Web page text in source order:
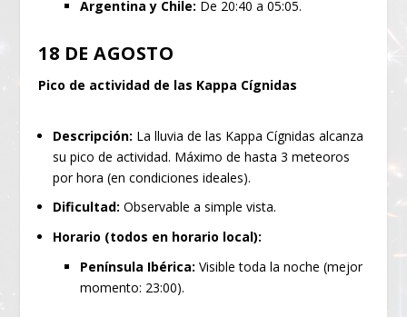
Argentina y Chile: De 20:40 a 05:05.
18 DE AGOSTO
Pico de actividad de las Kappa Cígnidas
Descripción: La lluvia de las Kappa Cígnidas alcanza
su pico de actividad. Máximo de hasta 3 meteoros
por hora (en condiciones ideales).
Dificultad: Observable a simple vista.
Horario (todos en horario local):
Península Ibérica: Visible toda la noche (mejor
momento: 23:00).